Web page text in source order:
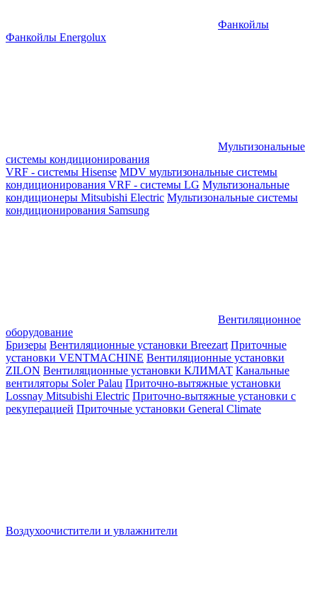
Фанкойлы
Фанкойлы Energolux
Мультизональные
системы кондиционирования
VRF - системы Hisense MDV мультизональные системы
кондиционирования VRF - системы LG Мультизональные
кондиционеры Mitsubishi Electric Мультизональные системы
кондиционирования Samsung
Вентиляционное
оборудование
Бризеры Вентиляционные установки Breezart Приточные
установки VENTMACHINE Вентиляционные установки
ZILON Вентиляционные установки КЛИМАТ Канальные
вентиляторы Soler Palau Приточно-вытяжные установки
Lossnay Mitsubishi Electric Приточно-вытяжные установки с
рекуперацией Приточные установки General Climate
Воздухоочистители и увлажнители